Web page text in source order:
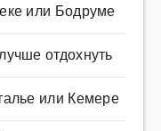
или Бодруме
отдохнуть
или Кемере